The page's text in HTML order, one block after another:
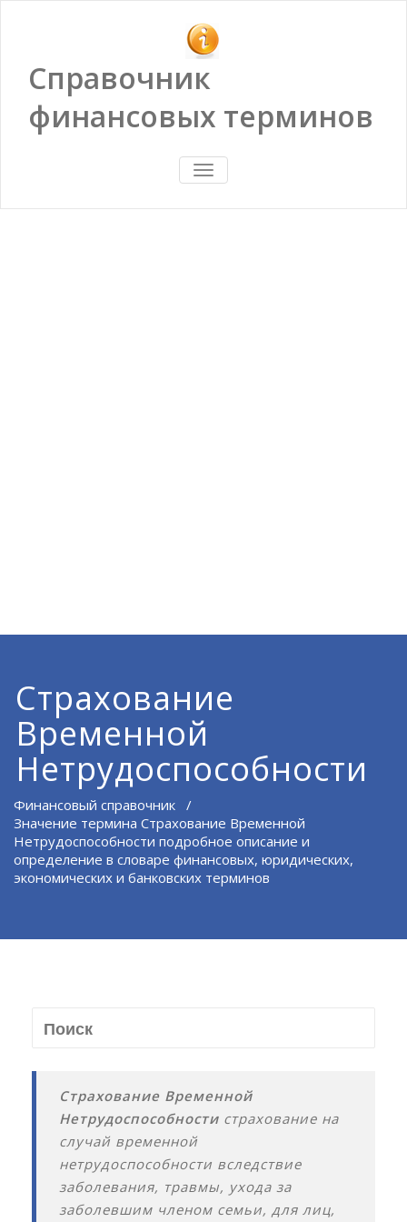
Справочник
финансовых терминов
ПОКАЗАТЬ/
СКРЫТЬ
Страхование
Временной
Нетрудоспособности
Финансовый справочник /
Значение термина Страхование Временной
Нетрудоспособности подробное описание и
определение в словаре финансовых, юридических,
экономических и банковских терминов
Страхование Временной
Нетрудоспособности страхование на
случай временной
нетрудоспособности вследствие
заболевания, травмы, ухода за
заболевшим членом семьи, для лиц,